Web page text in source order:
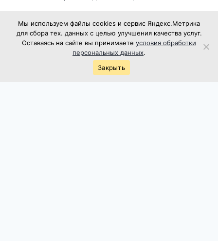
Свежие комментарии
Нет комментариев для просмотра.
Мы используем файлы cookies и сервис Яндекс.Метрика
для сбора тех. данных с целью улучшения качества услуг.
Оставаясь на сайте вы принимаете условия обработки
персональных данных.
Закрыть